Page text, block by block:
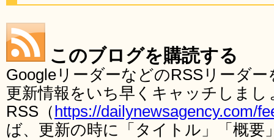
このブログを購読する
GoogleリーダーなどのRSSリーダ
更新情報をいち早くキャッチしま
RSS（ https://dailynewsagency.com/
ば、更新の時に「タイトル」「概要